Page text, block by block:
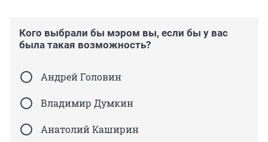
Кого выбрали бы мэром вы, если бы у вас
была такая возможность?
Андрей Головин
Владимир Думкин
Анатолий Каширин